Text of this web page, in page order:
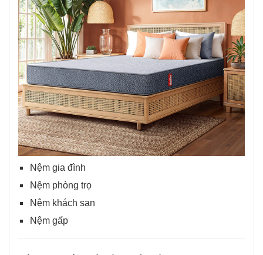
Nệm gia đình
Nệm phòng trọ
Nệm khách sạn
Nệm gấp